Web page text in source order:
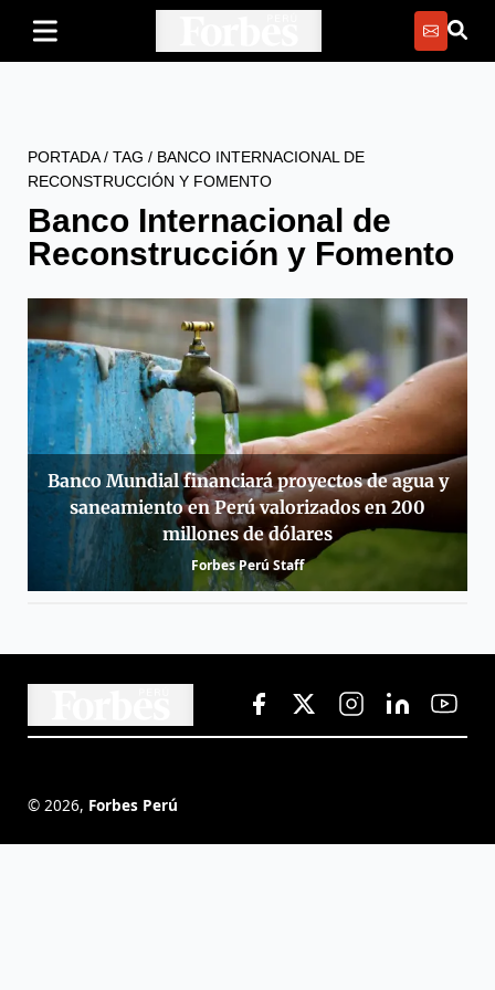
PORTADA/ TAG / BANCO INTERNACIONAL DE
RECONSTRUCCIÓN Y FOMENTO
Banco Internacional de
Reconstrucción y Fomento
Banco Mundial financiará proyectos de agua y
saneamiento en Perú valorizados en 200
millones de dólares
Forbes Perú Staff
© 2026, Forbes Perú